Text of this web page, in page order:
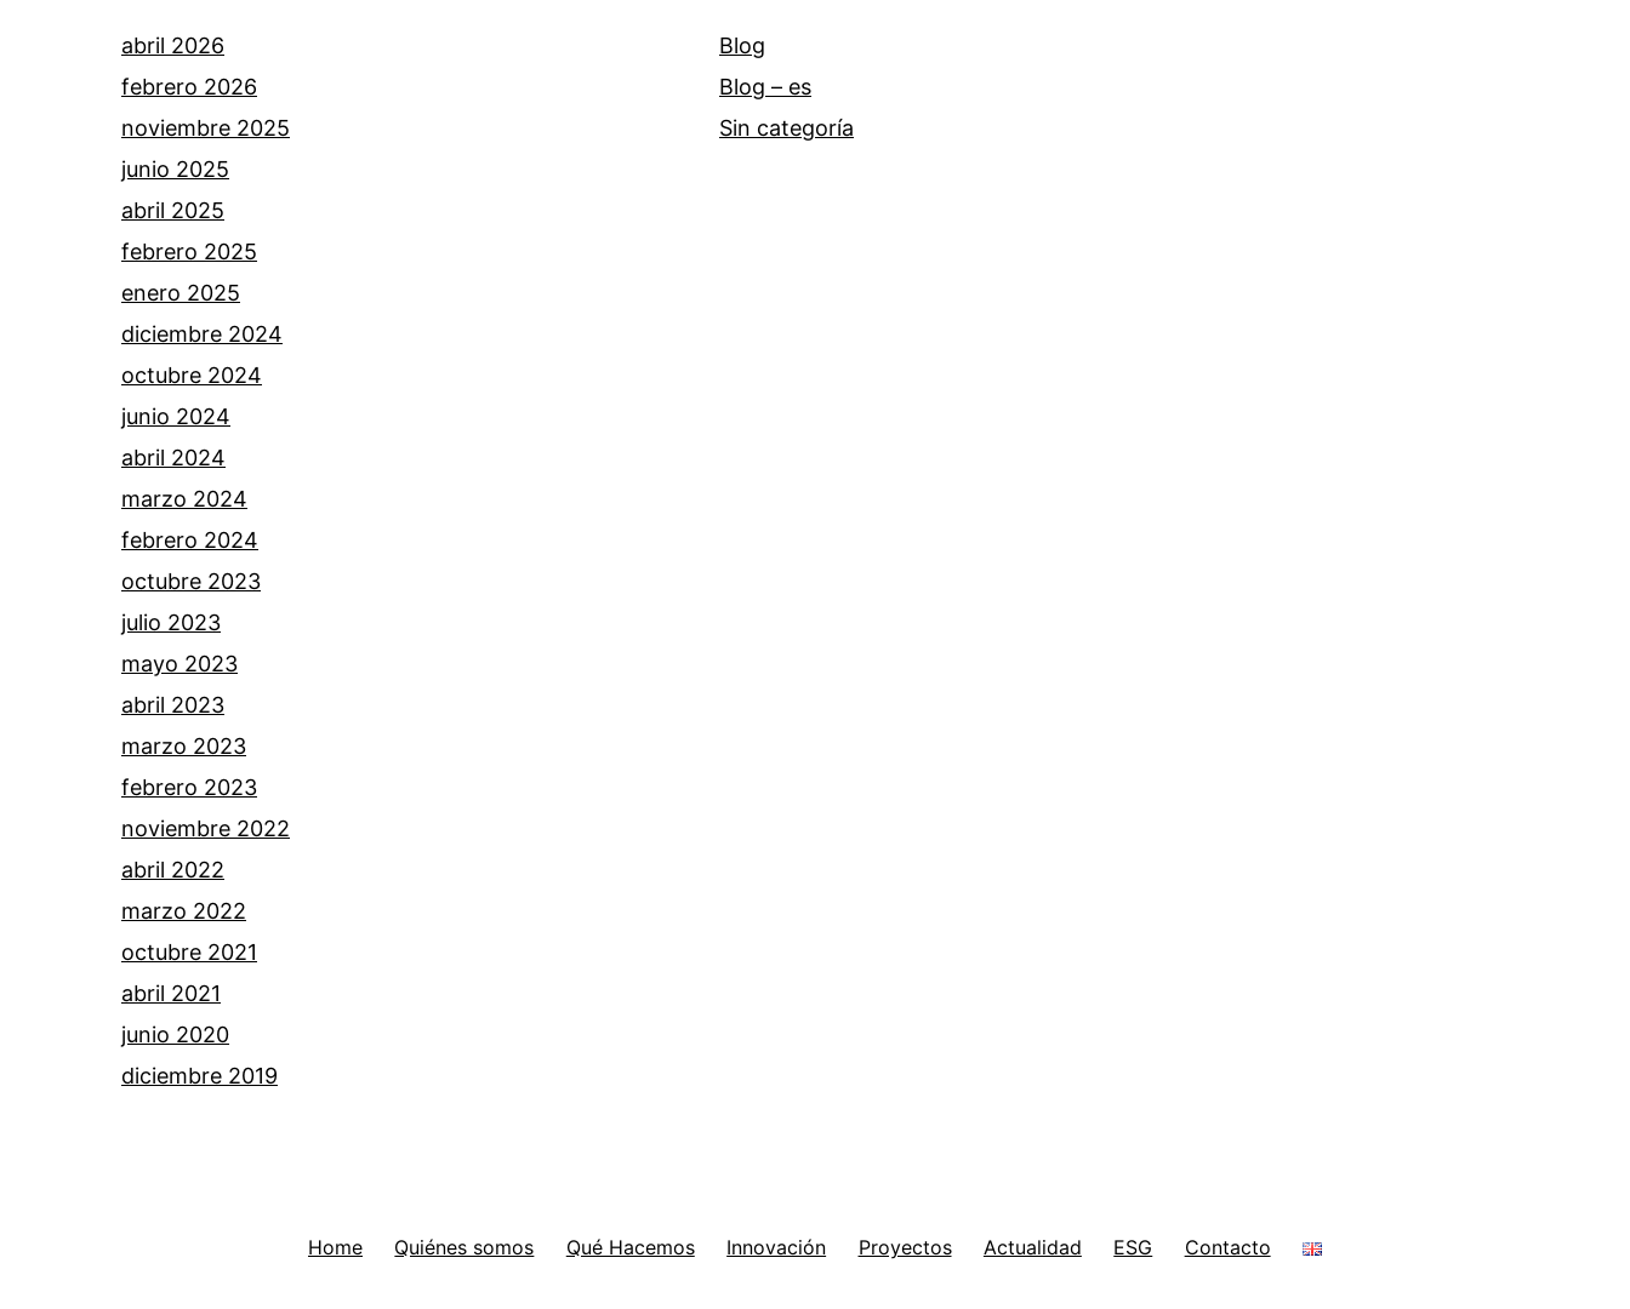
abril 2026
febrero 2026
noviembre 2025
junio 2025
abril 2025
febrero 2025
enero 2025
diciembre 2024
octubre 2024
junio 2024
abril 2024
marzo 2024
febrero 2024
octubre 2023
julio 2023
mayo 2023
abril 2023
marzo 2023
febrero 2023
noviembre 2022
abril 2022
marzo 2022
octubre 2021
abril 2021
junio 2020
diciembre 2019
Blog
Blog – es
Sin categoría
Home Quiénes somos Qué Hacemos Innovación Proyectos Actualidad ESG Contacto